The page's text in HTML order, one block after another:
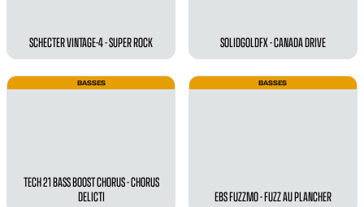
SCHECTER VINTAGE-4 - SUPER ROCK SOLIDGOLDFX - CANADA DRIVE
BASSES
TECH 21 BASS BOOST CHORUS - CHORUS
DELICTI
BASSES
EBS FUZZMO - FUZZ AU PLANCHER